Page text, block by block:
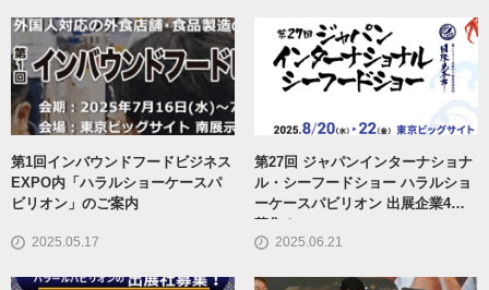
第1回インバウンドフードビジネス
EXPO内「ハラルショーケースパ
ビリオン」のご案内
2025.05.17
第27回 ジャパンインターナショナ
ル・シーフードショー ハラルショ
ーケースパビリオン 出展企業4社
募集！
2025.06.21